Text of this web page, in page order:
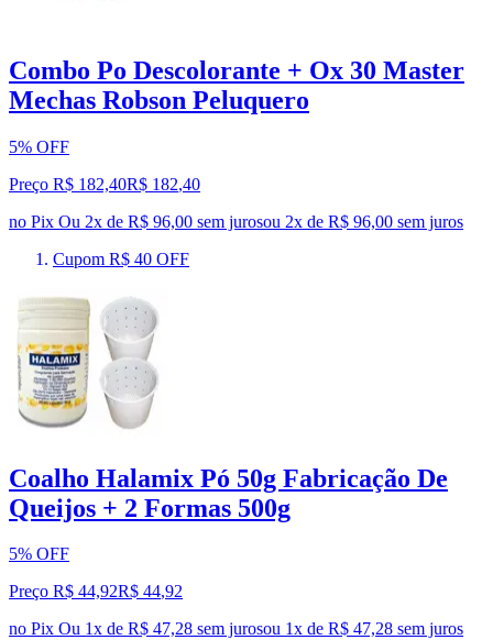
Combo Po Descolorante + Ox 30 Master
Mechas Robson Peluquero
5% OFF
Preço R$ 182,40R$ 182,40
no Pix Ou 2x de R$ 96,00 sem jurosou 2x de R$ 96,00 sem juros
Cupom R$ 40 OFF
Coalho Halamix Pó 50g Fabricação De
Queijos + 2 Formas 500g
5% OFF
Preço R$ 44,92R$ 44,92
no Pix Ou 1x de R$ 47,28 sem jurosou 1x de R$ 47,28 sem juros